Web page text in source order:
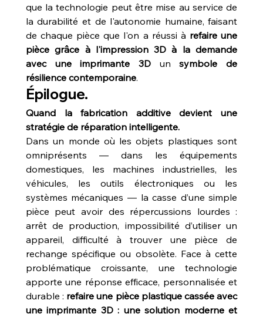
que la technologie peut être mise au service de
la durabilité et de l'autonomie humaine, faisant
de chaque pièce que l'on a réussi à refaire une
pièce grâce à l'impression 3D à la demande
avec une imprimante 3D un symbole de
résilience contemporaine.
Épilogue.
Quand la fabrication additive devient une
stratégie de réparation intelligente.
Dans un monde où les objets plastiques sont
omniprésents — dans les équipements
domestiques, les machines industrielles, les
véhicules, les outils électroniques ou les
systèmes mécaniques — la casse d’une simple
pièce peut avoir des répercussions lourdes :
arrêt de production, impossibilité d’utiliser un
appareil, difficulté à trouver une pièce de
rechange spécifique ou obsolète. Face à cette
problématique croissante, une technologie
apporte une réponse efficace, personnalisée et
durable : refaire une pièce plastique cassée avec
une imprimante 3D : une solution moderne et